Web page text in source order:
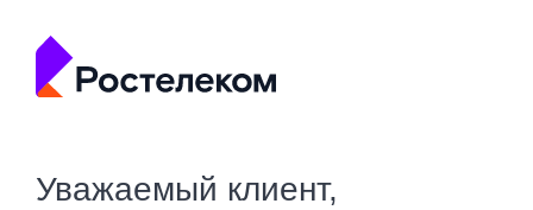
Уважаемый клиент,